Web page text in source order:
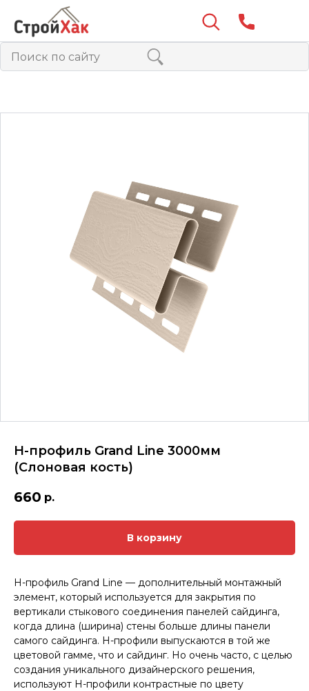
H-профиль Grand Line 3000мм
(Слоновая кость)
660 р.
В корзину
Н-профиль Grand Line — дополнительный монтажный
элемент, который используется для закрытия по
вертикали стыкового соединения панелей сайдинга,
когда длина (ширина) стены больше длины панели
самого сайдинга. Н-профили выпускаются в той же
цветовой гамме, что и сайдинг. Но очень часто, с целью
создания уникального дизайнерского решения,
используют Н-профили контрастные по цвету